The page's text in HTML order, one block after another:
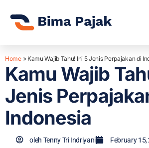
Home» Kamu Wajib Tahu! Ini 5 Jenis Perpajakan di
Kamu Wajib
Jenis
Indonesia
oleh Tenny Tri Indriyani February 15,